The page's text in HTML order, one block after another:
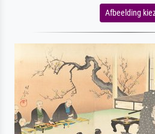
Afbeelding